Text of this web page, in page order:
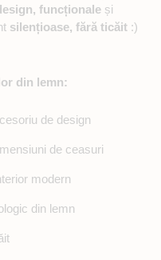
funcționale și
silențioase, fără ticăit :)
din lemn:
de design
de ceasuri
modern
din lemn